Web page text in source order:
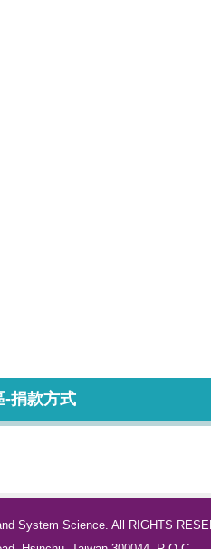
-捐款方式
System Science. All RIGHTS